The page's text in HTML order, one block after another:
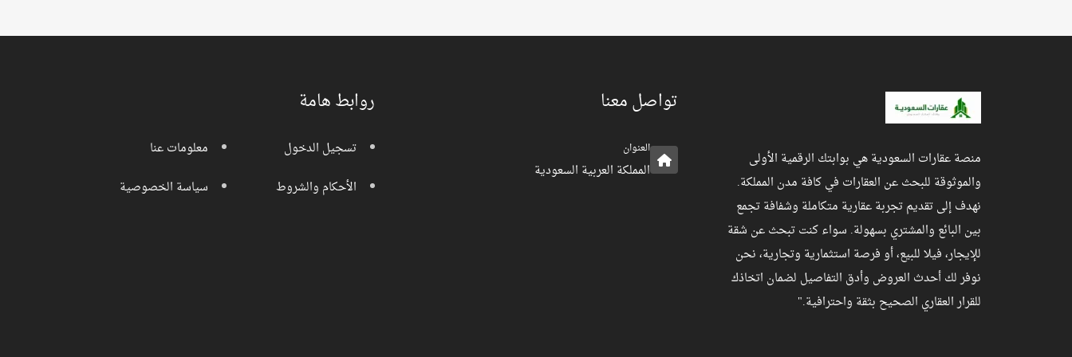
منصة عقارات السعودية هي بوابتك الرقمية الأولى
والموثوقة للبحث عن العقارات في كافة مدن المملكة.
نهدف إلى تقديم تجربة عقارية متكاملة وشفافة تجمع
بين البائع والمشتري بسهولة. سواء كنت تبحث عن شقة
للإيجار، فيلا للبيع، أو فرصة استثمارية وتجارية، نحن
نوفر لك أحدث العروض وأدق التفاصيل لضمان اتخاذك
للقرار العقاري الصحيح بثقة واحترافية."
تواصل معنا
العنوان
المملكة العربية السعودية
روابط هامة
تسجيل الدخول
الأحكام والشروط
معلومات عنا
سياسة الخصوصية